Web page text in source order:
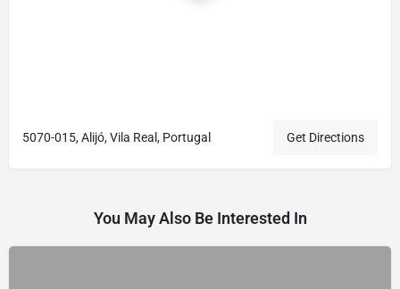
5070-015, Alijó, Vila Real, Portugal Get Directions
You May Also Be Interested In